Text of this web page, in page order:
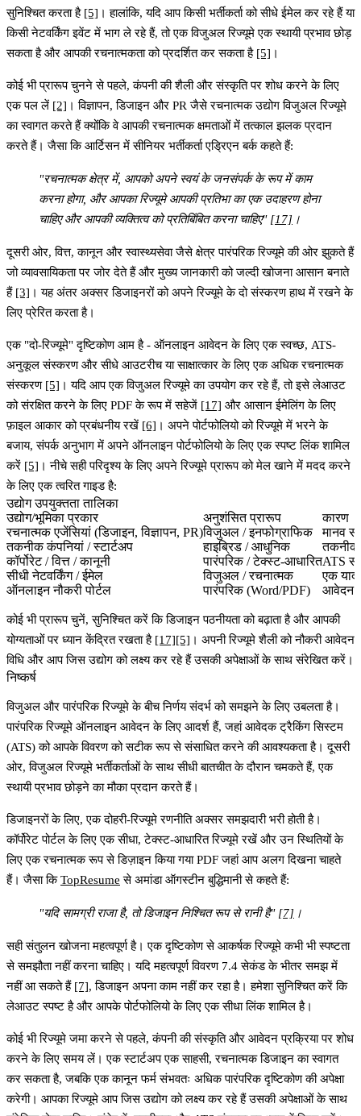
सुनिश्चित करता है [5] । हालांकि, यदि आप किसी भर्तीकर्ता को सीधे ईमेल कर रहे हैं या
किसी नेटवर्किंग इवेंट में भाग ले रहे हैं, तो एक विजुअल रिज्यूमे एक स्थायी प्रभाव छोड़
सकता है और आपकी रचनात्मकता को प्रदर्शित कर सकता है [5] ।
कोई भी प्रारूप चुनने से पहले, कंपनी की शैली और संस्कृति पर शोध करने के लिए
एक पल लें [2] । विज्ञापन, डिजाइन और PR जैसे रचनात्मक उद्योग विजुअल रिज्यूमे
का स्वागत करते हैं क्योंकि वे आपकी रचनात्मक क्षमताओं में तत्काल झलक प्रदान
करते हैं। जैसा कि आर्टिसन में सीनियर भर्तीकर्ता एड्रिएन बर्क कहते हैं:
"रचनात्मक क्षेत्र में, आपको अपने स्वयं के जनसंपर्क के रूप में काम
करना होगा, और आपका रिज्यूमे आपकी प्रतिभा का एक उदाहरण होना
चाहिए और आपकी व्यक्तित्व को प्रतिबिंबित करना चाहिए" [17] ।
दूसरी ओर, वित्त, कानून और स्वास्थ्यसेवा जैसे क्षेत्र पारंपरिक रिज्यूमे की ओर झुकते हैं
जो व्यावसायिकता पर जोर देते हैं और मुख्य जानकारी को जल्दी खोजना आसान बनाते
हैं [3] । यह अंतर अक्सर डिजाइनरों को अपने रिज्यूमे के दो संस्करण हाथ में रखने के
लिए प्रेरित करता है।
एक "दो-रिज्यूमे" दृष्टिकोण आम है - ऑनलाइन आवेदन के लिए एक स्वच्छ, ATS-
अनुकूल संस्करण और सीधे आउटरीच या साक्षात्कार के लिए एक अधिक रचनात्मक
संस्करण [5] । यदि आप एक विजुअल रिज्यूमे का उपयोग कर रहे हैं, तो इसे लेआउट
को संरक्षित करने के लिए PDF के रूप में सहेजें [17] और आसान ईमेलिंग के लिए
फ़ाइल आकार को प्रबंधनीय रखें [6] । अपने पोर्टफोलियो को रिज्यूमे में भरने के
बजाय, संपर्क अनुभाग में अपने ऑनलाइन पोर्टफोलियो के लिए एक स्पष्ट लिंक शामिल
करें [5] । नीचे सही परिदृश्य के लिए अपने रिज्यूमे प्रारूप को मेल खाने में मदद करने
के लिए एक त्वरित गाइड है:
उद्योग उपयुक्तता तालिका
उद्योग/भूमिका प्रकार
अनुशंसित प्रारूप
कारण
रचनात्मक एजेंसियां (डिजाइन, विज्ञापन, PR)विजुअल / इनफोग्राफिक
मानव
तकनीक कंपनियां / स्टार्टअप
हाइब्रिड / आधुनिक
कॉर्पोरेट / वित्त / कानूनी
पारंपरिक / टेक्स्ट-आधारितATS
सीधी नेटवर्किंग / ईमेल
विजुअल / रचनात्मक
एक
ऑनलाइन नौकरी पोर्टल
पारंपरिक (Word/PDF) आवेदन
कोई भी प्रारूप चुनें, सुनिश्चित करें कि डिजाइन पठनीयता को बढ़ाता है और आपकी
योग्यताओं पर ध्यान केंद्रित रखता है [17][5] । अपनी रिज्यूमे शैली को नौकरी आवेदन
विधि और आप जिस उद्योग को लक्ष्य कर रहे हैं उसकी अपेक्षाओं के साथ संरेखित करें।
निष्कर्ष
विजुअल और पारंपरिक रिज्यूमे के बीच निर्णय संदर्भ को समझने के लिए उबलता है।
पारंपरिक रिज्यूमे ऑनलाइन आवेदन के लिए आदर्श हैं, जहां आवेदक ट्रैकिंग सिस्टम
(ATS) को आपके विवरण को सटीक रूप से संसाधित करने की आवश्यकता है। दूसरी
ओर,विजुअल रिज्यूमे भर्तीकर्ताओं के साथ सीधी बातचीत के दौरान चमकते हैं, एक
स्थायी प्रभाव छोड़ने का मौका प्रदान करते हैं।
डिजाइनरों के लिए, एक दोहरी-रिज्यूमे रणनीति अक्सर समझदारी भरी होती है।
कॉर्पोरेट पोर्टल के लिए एक सीधा, टेक्स्ट-आधारित रिज्यूमे रखें और उन स्थितियों के
लिए एक रचनात्मक रूप से डिज़ाइन किया गया PDF जहां आप अलग दिखना चाहते
हैं। जैसा किTopResume से अमांडा ऑगस्टीन बुद्धिमानी से कहते हैं:
"यदि सामग्री राजा है, तो डिजाइन निश्चित रूप से रानी है" [7] ।
सही संतुलन खोजना महत्वपूर्ण है। एक दृष्टिकोण से आकर्षक रिज्यूमे कभी भी स्पष्टता
से समझौता नहीं करना चाहिए। यदि महत्वपूर्ण विवरण 7.4 सेकंड के भीतर समझ में
नहीं आ सकते हैं [7], डिजाइन अपना काम नहीं कर रहा है। हमेशा सुनिश्चित करें कि
लेआउट स्पष्ट है और आपके पोर्टफोलियो के लिए एक सीधा लिंक शामिल है।
कोई भी रिज्यूमे जमा करने से पहले, कंपनी की संस्कृति और आवेदन प्रक्रिया पर शोध
करने के लिए समय लें। एक स्टार्टअप एक साहसी, रचनात्मक डिजाइन का स्वागत
कर सकता है, जबकि एक कानून फर्म संभवतः अधिक पारंपरिक दृष्टिकोण की अपेक्षा
करेगी। आपका रिज्यूमे आप जिस उद्योग को लक्ष्य कर रहे हैं उसकी अपेक्षाओं के साथ